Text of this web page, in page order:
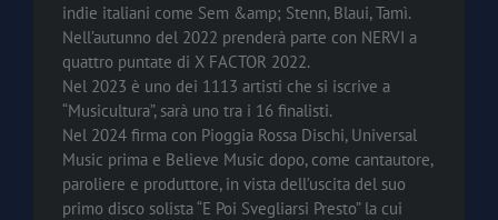
indie italiani come Sem &amp; Stenn, Blaui, Tamì.
Nell’autunno del 2022 prenderà parte con NERVI a
quattro puntate di X FACTOR 2022.
Nel 2023 è uno dei 1113 artisti che si iscrive a
“Musicultura”, sarà uno tra i 16 finalisti.
Nel 2024 firma con Pioggia Rossa Dischi, Universal
Music prima e Believe Music dopo, come cantautore,
paroliere e produttore, in vista dell’uscita del suo
primo disco solista “E Poi Svegliarsi Presto” la cui